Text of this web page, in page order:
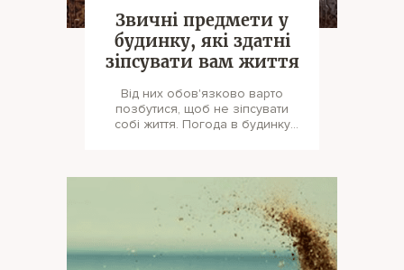
Звичні предмети у
будинку, які здатні
зіпсувати вам життя
Від них обов'язково варто
позбутися, щоб не зіпсувати
собі життя. Погода в будинку